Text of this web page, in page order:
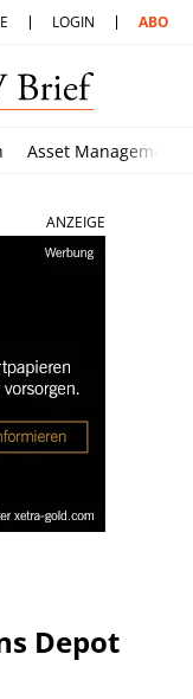
LOGIN ABO
Asset Management
ANZEIGE
Depot